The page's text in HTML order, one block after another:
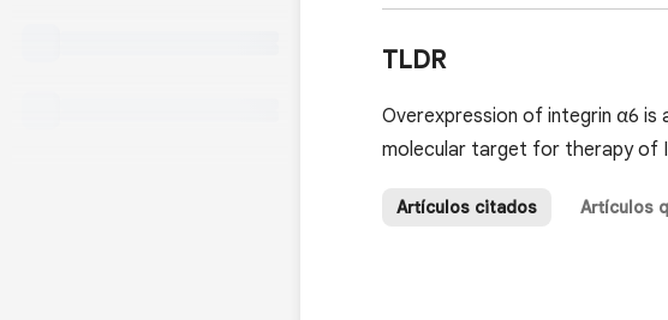
TLDR
Overexpression of integrin α6 is
molecular target for therapy of
Artículos citados Artículos